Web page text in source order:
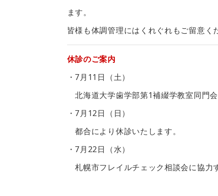
ます。
皆様も体調管理にはくれぐれもご留意く
休診のご案内
・7月11日（土）
北海道大学歯学部第1補綴学教室同門
・7月12日（日）
都合により休診いたします。
・7月22日（水）
札幌市フレイルチェック相談会に協力